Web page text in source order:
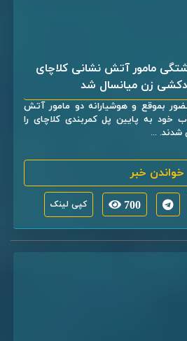
مامور آتش نشانی کلاچای
زن میانسال شد
بموقع و هوشیارانه دو مامور آتش
خود به پایین پل کمربندی کلاچای را
...
خواندن خبر
700 کپی لینک